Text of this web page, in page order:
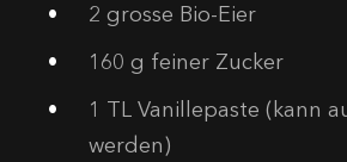
2 grosse Bio-Eier
160 g feiner Zucker
1 TL Vanillepaste (kann
werden)